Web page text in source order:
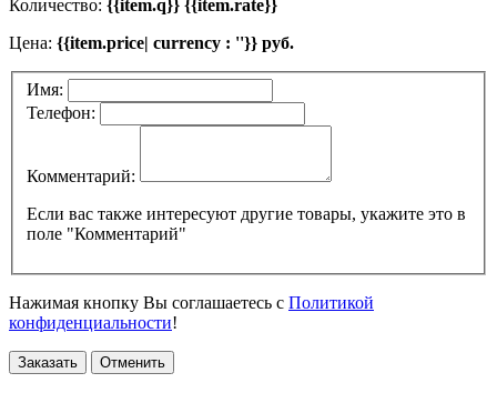
Количество: {{item.q}} {{item.rate}}
Цена: {{item.price| currency : ''}} руб.
Имя:
Телефон:
Комментарий:
Если вас также интересуют другие товары, укажите это в
поле "Комментарий"
Нажимая кнопку Вы соглашаетесь с Политикой
конфиденциальности!
Заказать Отменить